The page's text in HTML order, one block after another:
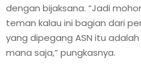
dengan bijaksana. “Jadi
teman kalau ini bagian dari
yang dipegang ASN itu
mana saja,” pungkasnya.